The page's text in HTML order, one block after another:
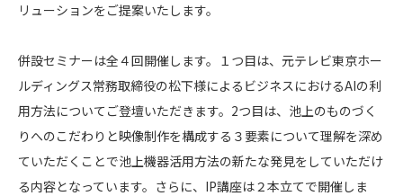
リューションをご提案いたします。
併設セミナーは全４回開催します。１つ目は、元テレビ東京ホー
ルディングス常務取締役の松下様によるビジネスにおけるAIの利
用方法についてご登壇いただきます。2つ目は、池上のものづく
りへのこだわりと映像制作を構成する３要素について理解を深め
ていただくことで池上機器活用方法の新たな発見をしていただけ
る内容となっています。さらに、IP講座は２本立てで開催しま